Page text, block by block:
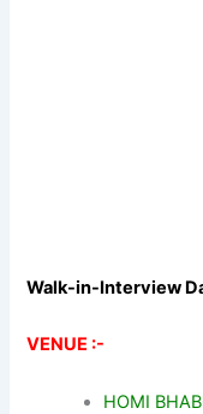
Walk-in-Interview
VENUE :-
HOMI